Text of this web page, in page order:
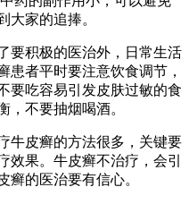
大家的追捧。
要积极的医治外，日常生活
患者平时要注意饮食调节，
要吃容易引发皮肤过敏的食
，不要抽烟喝酒。
牛皮癣的方法很多，关键要
效果。牛皮癣不治疗，会引
癣的医治要有信心。